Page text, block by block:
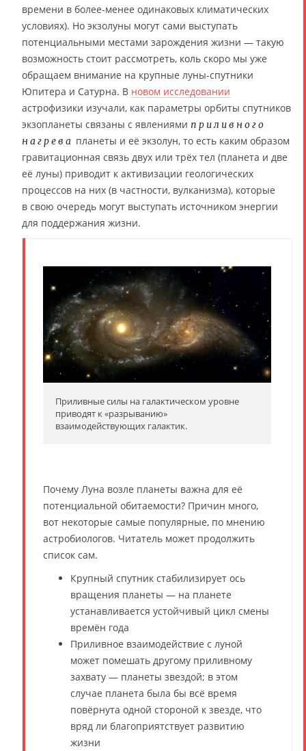
времени в более-менее одинаковых климатических
условиях). Но экзолуны могут сами выступать
потенциальными местами зарождения жизни — такую
возможность стоит рассмотреть, коль скоро мы уже
обращаем внимание на крупные луны-спутники
Юпитера и Сатурна. В новом исследовании
астрофизики изучали, как параметры орбиты спутников
экзопланеты связаны с явлениями приливного
нагрева планеты и её экзолун, то есть каким образом
гравитационная связь двух или трёх тел (планета и две
её луны) приводит к активизации геологических
процессов на них (в частности, вулканизма), которые
в свою очередь могут выступать источником энергии
для поддержания жизни.
Приливные силы на галактическом уровне
приводят к «разрыванию»
взаимодействующих галактик.
Почему Луна возле планеты важна для её
потенциальной обитаемости? Причин много,
вот некоторые самые популярные, по мнению
астробиологов. Читатель может продолжить
список сам.
Крупный спутник стабилизирует ось
вращения планеты — на планете
устанавливается устойчивый цикл смены
времён года
Приливное взаимодействие с луной
может помешать другому приливному
захвату — планеты звездой; в этом
случае планета была бы всё время
повёрнута одной стороной к звезде, что
вряд ли благоприятствует развитию
жизни